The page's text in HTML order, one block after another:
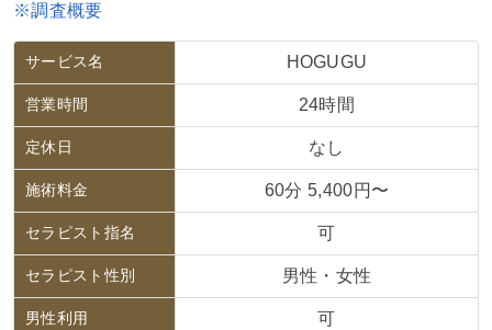
※調査概要
サービス名 HOGUGU
営業時間 24時間
定休日 なし
施術料金 60分 5,400円〜
セラピスト指名 可
セラピスト性別 男性・女性
男性利用 可